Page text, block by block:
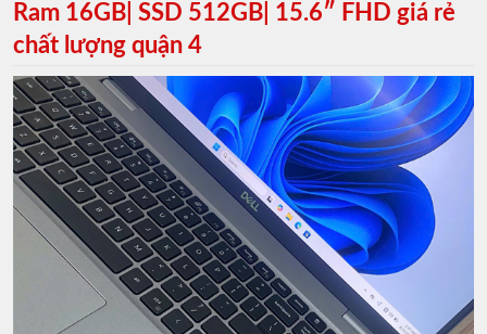
Ram 16GB| SSD 512GB| 15.6″ FHD giá rẻ
chất lượng quận 4